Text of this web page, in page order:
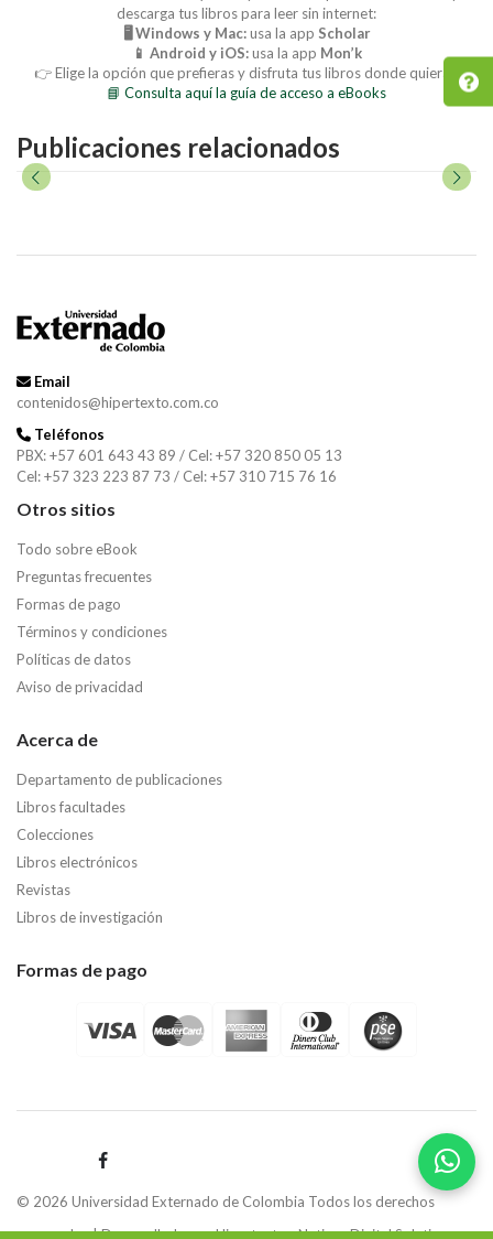
descarga tus libros para leer sin internet:
🖥️ Windows y Mac:usa la app Scholar
📱 Android y iOS:usa la app Mon’k
👉 Elige la opción que prefieras y disfruta tus libros donde quieras.
📘 Consulta aquí la guía de acceso a eBooks
Publicaciones relacionados
Email
contenidos@hipertexto.com.co
Teléfonos
PBX: +57 601 643 43 89 / Cel: +57 320 850 05 13
Cel: +57 323 223 87 73 / Cel: +57 310 715 76 16
Otros sitios
Todo sobre eBook
Preguntas frecuentes
Formas de pago
Términos y condiciones
Políticas de datos
Aviso de privacidad
Acerca de
Departamento de publicaciones
Libros facultades
Colecciones
Libros electrónicos
Revistas
Libros de investigación
Formas de pago
© 2026 Universidad Externado de Colombia Todos los derechos
reservados | Desarrollado porHipertexto - Netizen Digital Solutions.